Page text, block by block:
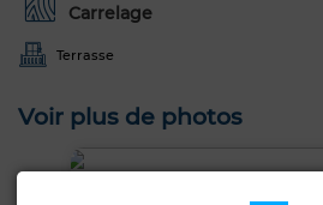
Carrelage
Terrasse
Voir plus de photos